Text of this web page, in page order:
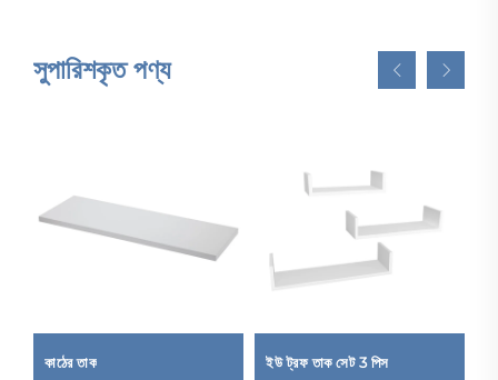
সুপারিশকৃত পণ্য
কাঠের তাক ইউ ট্রফ তাক সেট 3 পিস